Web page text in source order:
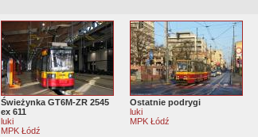
Świeżynka GT6M-ZR 2545
ex 611
luki
MPK Łódź
Ostatnie podrygi
luki
MPK Łódź